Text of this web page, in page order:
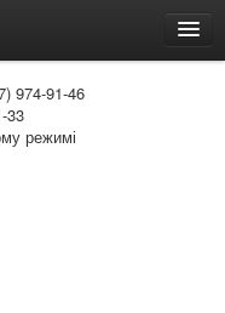
974-91-46
33
режимі